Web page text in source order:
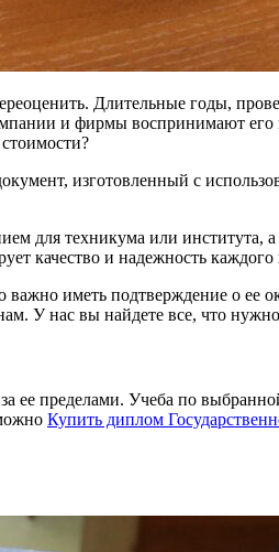
Длительные годы,
и фирмы воспринимают его
изготовленный с
для техникума или института,
качество и надежность каждого
важно иметь подтверждение о
нас вы найдете все, что
пределами. Учеба по
Купить диплом